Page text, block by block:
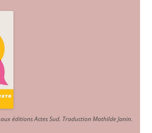
éditions Actes Sud. Traduction Mathilde Janin.